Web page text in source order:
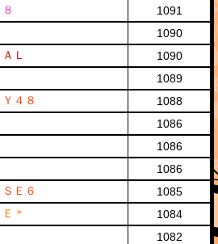
1091
1090
Ｌ
1090
1089
４８
1088
1086
1086
1086
Ｅ６
1085
＊
1084
1082